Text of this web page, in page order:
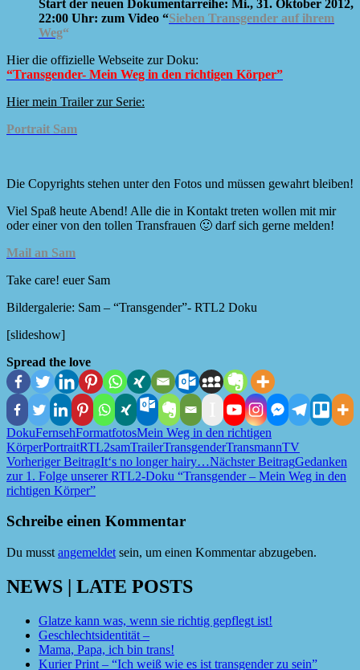
Start der neuen Dokumentarreihe: Mi., 31. Oktober 2012,
22:00 Uhr: zum Video “Sieben Transgender auf ihrem
Weg“
Hier die offizielle Webseite zur Doku:
“Transgender- Mein Weg in den richtigen Körper”
Hier mein Trailer zur Serie:
Portrait Sam
Die Copyrights stehen unter den Fotos und müssen gewahrt bleiben!
Viel Spaß heute Abend! Alle die in Kontakt treten wollen mit mir
oder einer von den tollen Transfrauen 🙂 darf sich gerne melden!
Mail an Sam
Take care! euer Sam
Bildergalerie: Sam – “Transgender”- RTL2 Doku
[slideshow]
Spread the love
DokuFernsehFormatfotosMein Weg in den richtigen
KörperPortraitRTL2samTrailerTransgenderTransmannTV
Beitragsnavigation
Vorheriger BeitragIt‘s no longer hairy…Nächster BeitragGedanken
zur 1. Folge unserer RTL2-Doku “Transgender – Mein Weg in den
richtigen Körper”
Schreibe einen Kommentar
Du musst angemeldet sein, um einen Kommentar abzugeben.
NEWS | LATE POSTS
Glatze kann was, wenn sie richtig gepflegt ist!
Geschlechtsidentität –
Mama, Papa, ich bin trans!
Kurier Print – “Ich weiß wie es ist transgender zu sein”